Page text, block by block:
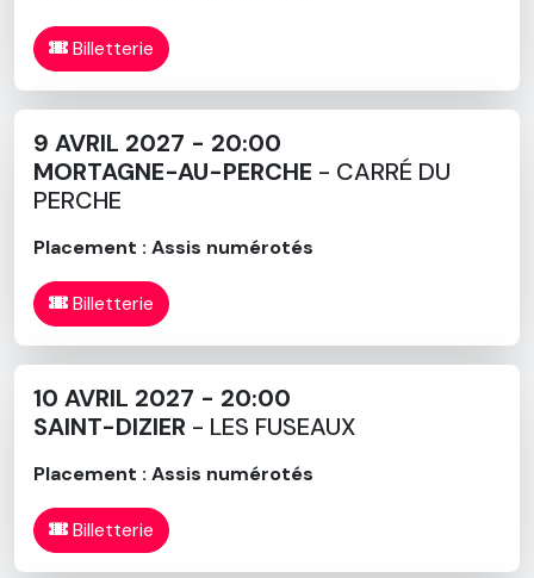
Billetterie
9 AVRIL 2027 - 20:00
MORTAGNE-AU-PERCHE - CARRÉ DU
PERCHE
Placement : Assis numérotés
Billetterie
10 AVRIL 2027 - 20:00
SAINT-DIZIER - LES FUSEAUX
Placement : Assis numérotés
Billetterie